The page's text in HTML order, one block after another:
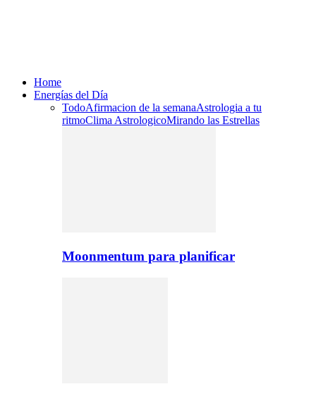
Home
Energías del Día
TodoAfirmacion de la semanaAstrologia a tu
ritmoClima AstrologicoMirando las Estrellas
Moonmentum para planificar